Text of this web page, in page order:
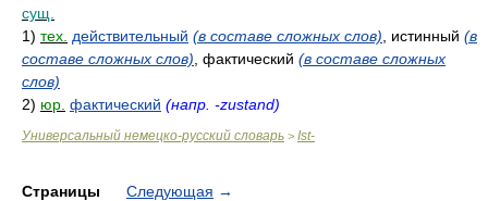
сущ.
1) тех. действительный (в составе сложных слов) , истинный (в
составе сложных слов) , фактический (в составе сложных
слов)
2) юр. фактический (напр. -zustand)
Универсальный немецко-русский словарь > Ist-
Страницы Следующая →